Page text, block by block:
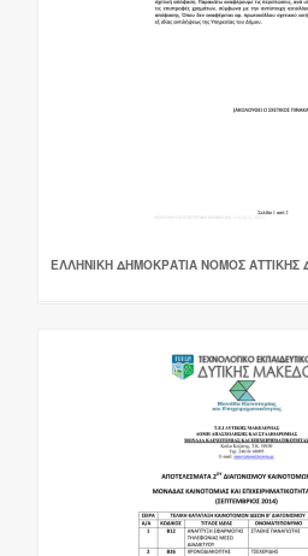
ΕΛΛΗΝΙΚΗ ΔΗΜΟΚΡΑΤΙΑ ΝΟΜΟΣ